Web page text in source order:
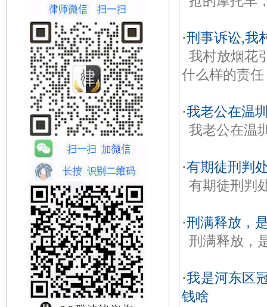
·刑事诉讼,我
我村放烟花
什么样的责
·我老公在温
我老公在温
·有期徒刑判
有期徒刑判
·刑满释放，
刑满释放，
·我是河东区
钱啥